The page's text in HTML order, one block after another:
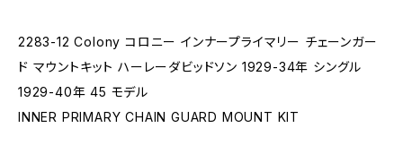
2283-12 Colony コロニー インナープライマリー チェーンガー
ド マウントキット ハーレーダビッドソン 1929-34年 シングル
1929-40年 45 モデル
INNER PRIMARY CHAIN GUARD MOUNT KIT